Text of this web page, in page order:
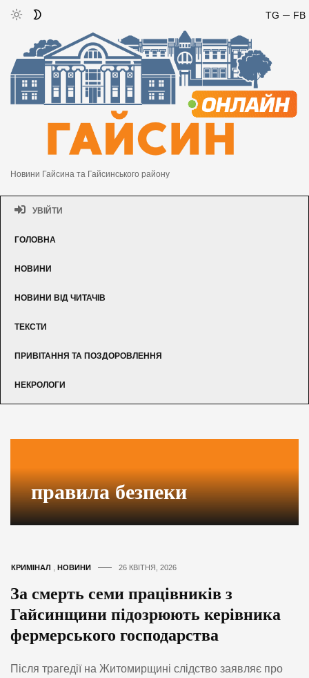
FB
TG
Новини Гайсина та Гайсинського району
УВІЙТИ
ГОЛОВНА
НОВИНИ
НОВИНИ ВІД ЧИТАЧІВ
ТЕКСТИ
ПРИВІТАННЯ ТА ПОЗДОРОВЛЕННЯ
НЕКРОЛОГИ
правила безпеки
КРИМІНАЛ НОВИНИ 26 КВІТНЯ, 2026
За смерть семи працівників з
Гайсинщини підозрюють керівника
фермерського господарства
Після трагедії на Житомирщині слідство заявляє про